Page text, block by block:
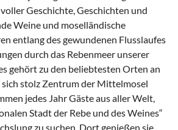
Geschichte, Geschichten und
Weine und moselländische
entlang des gewundenen Flusslaufes
durch das Rebenmeer unserer
gehört zu den beliebtesten Orten an
stolz Zentrum der Mittelmosel
jedes Jahr Gäste aus aller Welt,
Stadt der Rebe und des Weines“
zu suchen. Dort genießen sie